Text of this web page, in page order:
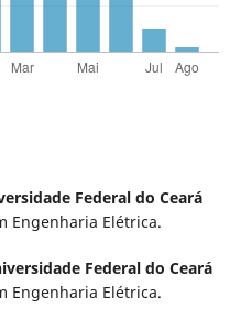
Federal do Ceará
Engenharia Elétrica.
Federal do Ceará
Engenharia Elétrica.